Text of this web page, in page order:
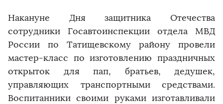
Накануне Дня защитника Отечества
сотрудники Госавтоинспекции отдела МВД
России по Татищевскому району провели
мастер-класс по изготовлению праздничных
открыток для пап, братьев, дедушек,
управляющих транспортными средствами.
Воспитанники своими руками изготавливали